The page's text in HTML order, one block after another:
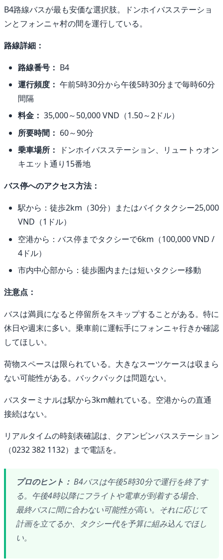
B4路線バスが最も安価な選択肢。ドンホイバスステーショ
ンとフォンニャ村の間を運行している。
路線詳細：
路線番号： B4
運行頻度： 午前5時30分から午後5時30分まで毎時60分
間隔
料金： 35,000～50,000 VND（1.50～2ドル）
所要時間： 60～90分
乗車場所：
ドンホイバスステーション、リュートゥオン
キエット通り15番地
バス停へのアクセス方法：
駅から：徒歩2km（30分）またはバイクタクシー25,000
VND（1ドル）
空港から：バス停までタクシーで6km（100,000 VND /
4ドル）
市内中心部から：徒歩圏内または短いタクシー移動
注意点：
バスは満員になると停留所をスキップすることがある。特に
休日や週末に多い。乗車前に運転手にフォンニャ行きか確認
してほしい。
荷物スペースは限られている。大きなスーツケースは収まら
ない可能性がある。バックパックは問題ない。
バスターミナルは駅から3km離れている。空港からの直通
接続はない。
リアルタイムの時刻表確認は、クアンビンバスステーション
（0232 382 1132）まで電話を。
プロのヒント： B4バスは午後5時30分で運行を終了す
る。午後4時以降にフライトや電車が到着する場合、
最終バスに間に合わない可能性が高い。それに応じて
計画を立てるか、タクシー代を予算に組み込んでほし
い。